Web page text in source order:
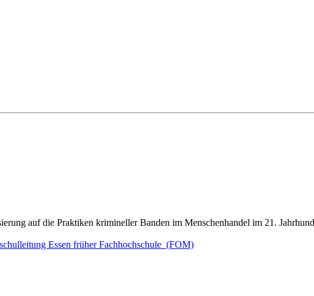
auf die Praktiken krimineller Banden im Menschenhandel im 21.
Essen früher Fachhochschule (FOM)